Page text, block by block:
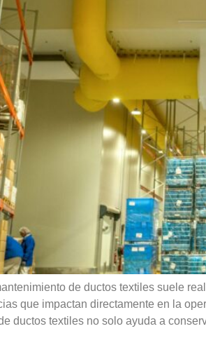
de ductos textiles suele
que impactan directamente en la
ductos textiles no solo ayuda a